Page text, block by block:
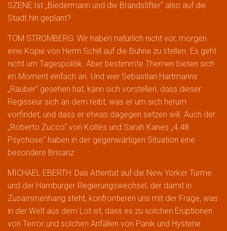
SZENE:Ist „Biedermann und die Brandstifter“ also auf die
Stadt hin geplant?
TOM STROMBERG: Wir haben natürlich nicht vor, morgen
eine Kopie von Herrn Schill auf die Bühne zu stellen. Es geht
nicht um Tagespolitik. Aber bestimmte Themen bieten sich
im Moment einfach an. Und wer Sebastian Hartmanns
„Räuber“ gesehen hat, kann sich vorstellen, dass dieser
Regisseur sich an dem reibt, was er um sich herum
vorfindet, und dass er etwas dagegen setzen will. Auch der
„Roberto Zucco“ von Koltès und Sarah Kanes „4.48
Psychose“ haben in der gegenwärtigen Situation eine
besondere Brisanz.
MICHAEL EBERTH: Das Attentat auf die New Yorker Türme
und der Hamburger Regierungswechsel, der damit in
Zusammenhang steht, konfrontieren uns mit der Frage, was
in der Welt aus dem Lot ist, dass es zu solchen Eruptionen
von Terror und solchen Anfällen von Panik und Hysterie